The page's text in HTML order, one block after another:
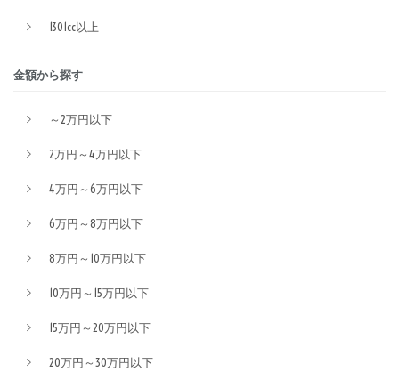
1301cc以上
金額から探す
～2万円以下
2万円～4万円以下
4万円～6万円以下
6万円～8万円以下
8万円～10万円以下
10万円～15万円以下
15万円～20万円以下
20万円～30万円以下